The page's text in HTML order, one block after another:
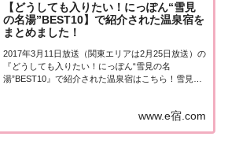
【どうしても入りたい！にっぽん“雪見
の名湯”BEST10】で紹介された温泉宿を
まとめました！
2017年3月11日放送（関東エリアは2月25日放送）の
『どうしても入りたい！にっぽん“雪見の名
湯”BEST10』で紹介された温泉宿はこちら！雪見の
ない神秘の絶景温泉から、グッドデザイン...
www.e宿.com